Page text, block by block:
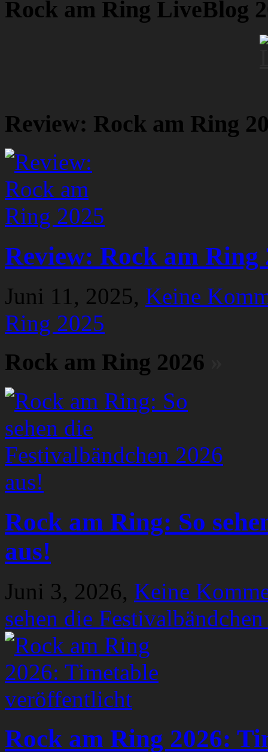
Rock am Ring LiveBlog
Review: Rock am Ring
Review: Rock am Ring
Juni 11, 2025, Keine
Ring 2025
Rock am Ring 2026
Rock am Ring: So
aus!
Juni 3, 2026, Keine
sehen die
Rock am Ring 2026: